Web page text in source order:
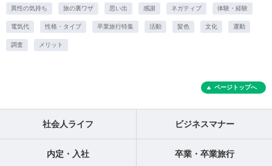
異性の気持ち 旅の裏ワザ 思い出 感謝 ネガティブ 体験・経験
電気代 性格・タイプ 卒業旅行特集 活動 髪色 文化 運動
調査 メリット
ページトップへ
社会人ライフ ビジネスマナー
内定・入社 卒業・卒業旅行